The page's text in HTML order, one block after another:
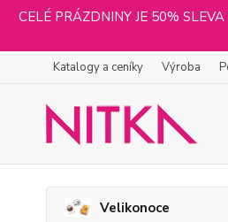
CELÉ PRÁZDNINY JE 50%
Katalogy a ceníky Výroba
Velikonoce